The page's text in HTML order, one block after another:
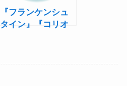
『フランケンシュ
タイン』『コリオ